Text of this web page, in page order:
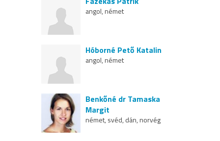
angol, német
Hóborné Pető Katalin
angol, német
Benkőné dr Tamaska
Margit
német, svéd, dán, norvég